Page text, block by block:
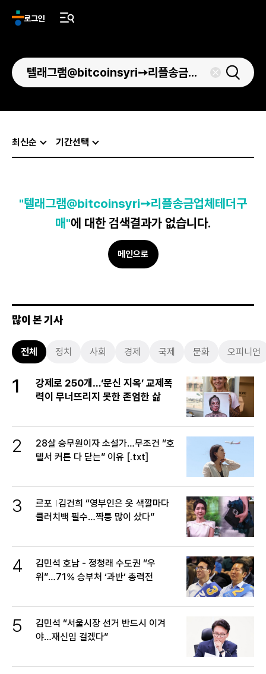
로그인
최신순 기간선택
"텔래그램@bitcoinsyri➙리플송금업체테더구
매"에 대한 검색결과가 없습니다.
메인으로
많이 본 기사
전체 정치 사회 경제 국제 문화 오피니언
1
강제로 250개…‘문신 지옥’ 교제폭
력이 무너뜨리지 못한 존엄한 삶
2
28살 승무원이자 소설가…무조건 “호
텔서 커튼 다 닫는” 이유 [.txt]
3 르포 김건희 “영부인은 옷 색깔마다
클러치백 필수…짝퉁 많이 샀다”
4
김민석 호남 - 정청래 수도권 “우
위”…71% 승부처 ‘과반’ 총력전
5
김민석 “서울시장 선거 반드시 이겨
야…재신임 걸겠다”